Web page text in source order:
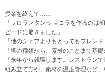
授業を終えて……
「フロランタン ショコラを作るのは
ピードに驚きました」
「他のシェフよりもとってもフレン
「塩の種類から、素材のことまで基
「来年から就職します。レストラン
組み立て方や、素材の温度管理など